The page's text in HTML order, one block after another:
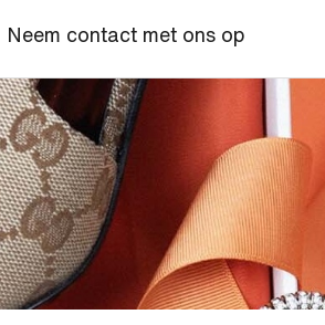
Neem contact met ons op